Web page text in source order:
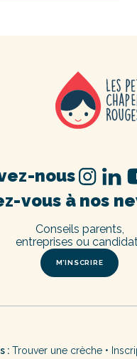
vous à nos
M’INSCRIRE
Conseils parents,
entreprises ou
nous
: Trouver une crèche•